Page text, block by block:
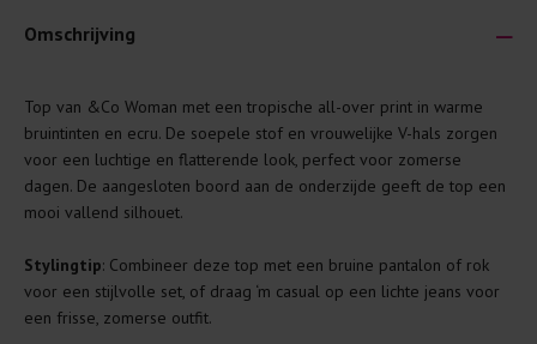
Je wilt natuurlijk lang plezier hebben van je nieuwe kleding.
Daarom geven wij een aantal algemene was-tips:
Lees altijd eerst even het was-etiket.
Was kleding binnenste buiten. Dat beschermt de
Wees zuinig met wasmiddel. Per kledingstuk is een drupje
genoeg.
Was zo koud mogelijk. Op 20 of 30 graden wassen is vaak
Omschrijving
Top van &Co Woman met een tropische all-over print in warme
bruintinten en ecru. De soepele stof en vrouwelijke V-hals zorgen
voor een luchtige en flatterende look, perfect voor zomerse
dagen. De aangesloten boord aan de onderzijde geeft de top een
mooi vallend silhouet.
Stylingtip: Combineer deze top met een bruine pantalon of rok
voor een stijlvolle set, of draag ‘m casual op een lichte jeans voor
een frisse, zomerse outfit.